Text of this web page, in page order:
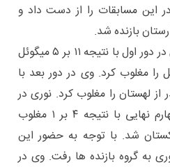
این مسابقات را از دست داد و
بازنده شد.
در وزن ۸۰ کیلوگرم طاها نوری در دور اول با نتیجه ۱۱ بر ۵ میگوئل
را مغلوب کرد. وی در دور بعد با
از لهستان را مغلوب کرد. نوری در
دور بعد و در مرحله یک چهارم نهایی با نتیجه ۴ بر ۱ مغلوب
شد. با توجه به حضور این
به گروه بازنده ها رفت. وی در